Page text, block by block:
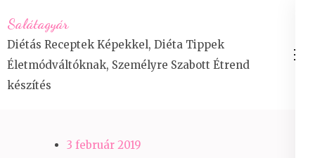
to
content
(Press
Enter)
Salátagyár
Diétás Receptek Képekkel, Diéta Tippek
Életmódváltóknak, Személyre Szabott Étrend
készítés
3 február 2019